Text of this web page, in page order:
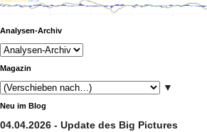
Analysen-Archiv
Magazin
▼
Neu im Blog
04.04.2026 - Update des Big Pictures